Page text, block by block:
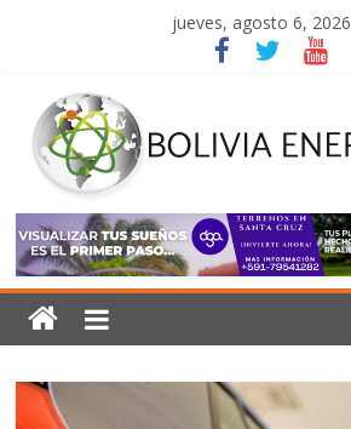
jueves, agosto 6, 2026
Bolivia
Energía
Libre
Luz